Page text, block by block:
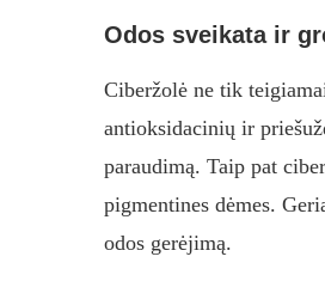
Odos sveikata ir
Ciberžolė ne tik
antioksidacinių ir
paraudimą. Taip pat
pigmentines dėmes.
odos gerėjimą.